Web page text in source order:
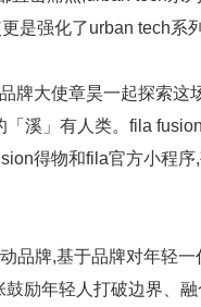
是强化了urban tech系
牌大使章昊一起探索这
溪」有人类。fila
得物和fila官方小程序
品牌,基于品牌对年轻
励年轻人打破边界、